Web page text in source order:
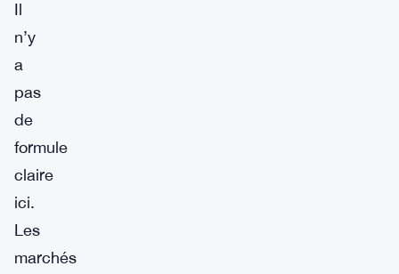
Il
n’y
a
pas
de
formule
claire
ici.
Les
marchés